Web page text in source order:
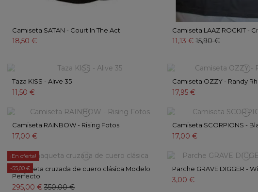
Camiseta SATAN - Court In The Act
18,50 €
Camiseta LAAZ ROCKIT -
11,13 € 15,90 €
Taza KISS - Alive 35
11,50 €
Camiseta OZZY - Randy
17,95 €
Camiseta RAINBOW - Rising Fotos
17,00 €
Camiseta SCORPIONS -
17,00 €
¡En oferta!
-55,00 €
Chaqueta cruzada de cuero clásica Modelo
Perfecto
295,00 € 350,00 €
Parche GRAVE DIGGER -
3,00 €